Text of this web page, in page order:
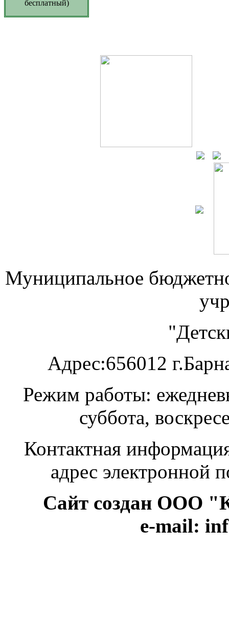
бесплатный)
Муниципальное
Адрес:656012
Режим работы:
суббота,
Контактная
адрес электронной
Сайт создан ООО
e-mail: